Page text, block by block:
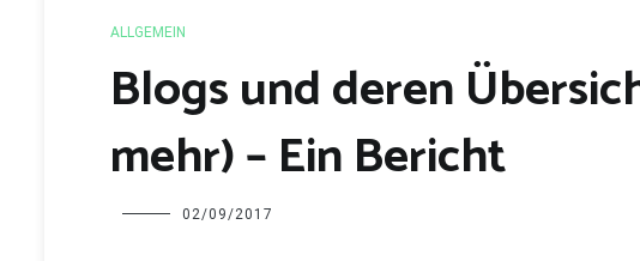
ALLGEMEIN
Blogs und deren
mehr) – Ein Bericht
Charline 02/09/2017